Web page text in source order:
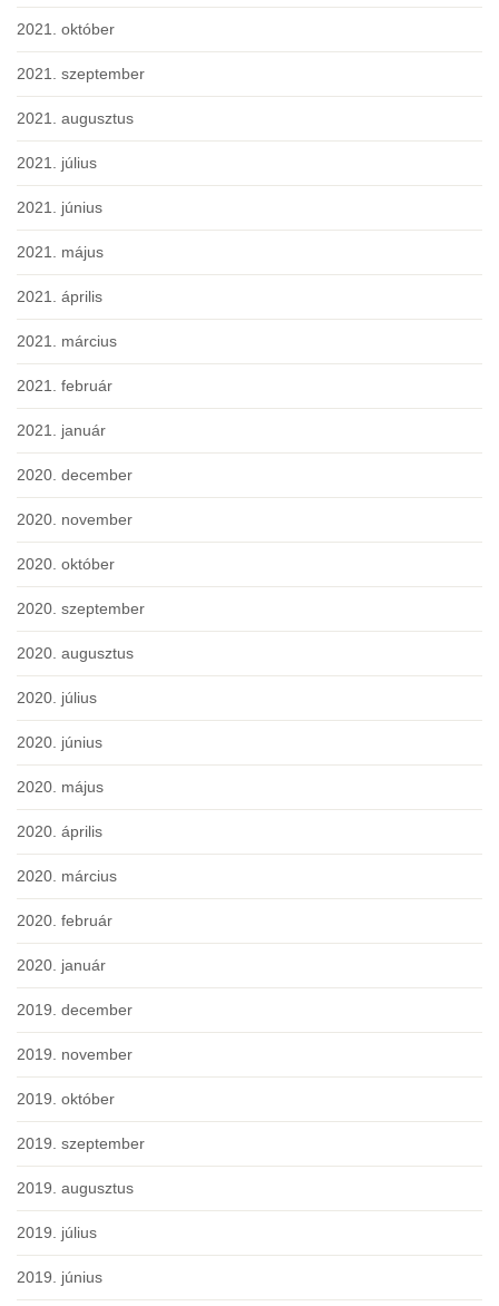
2021. október
2021. szeptember
2021. augusztus
2021. július
2021. június
2021. május
2021. április
2021. március
2021. február
2021. január
2020. december
2020. november
2020. október
2020. szeptember
2020. augusztus
2020. július
2020. június
2020. május
2020. április
2020. március
2020. február
2020. január
2019. december
2019. november
2019. október
2019. szeptember
2019. augusztus
2019. július
2019. június